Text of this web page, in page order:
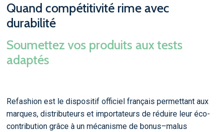
Quand compétitivité rime avec
durabilité
Soumettez vos produits aux tests
adaptés
Refashion est le dispositif officiel français permettant aux
marques, distributeurs et importateurs de réduire leur éco-
contribution grâce à un mécanisme de bonus–malus